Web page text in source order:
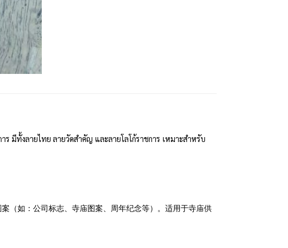
มีทั้งลายไทย ลายวัดสำคัญ และลายโลโก้ราชการ เหมาะสำหรับ
（如：公司标志、寺庙图案、周年纪念等）。适用于寺庙供